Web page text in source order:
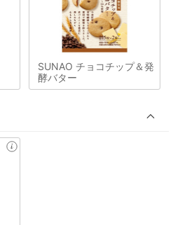
SUNAO チョコチップ＆発
酵バター